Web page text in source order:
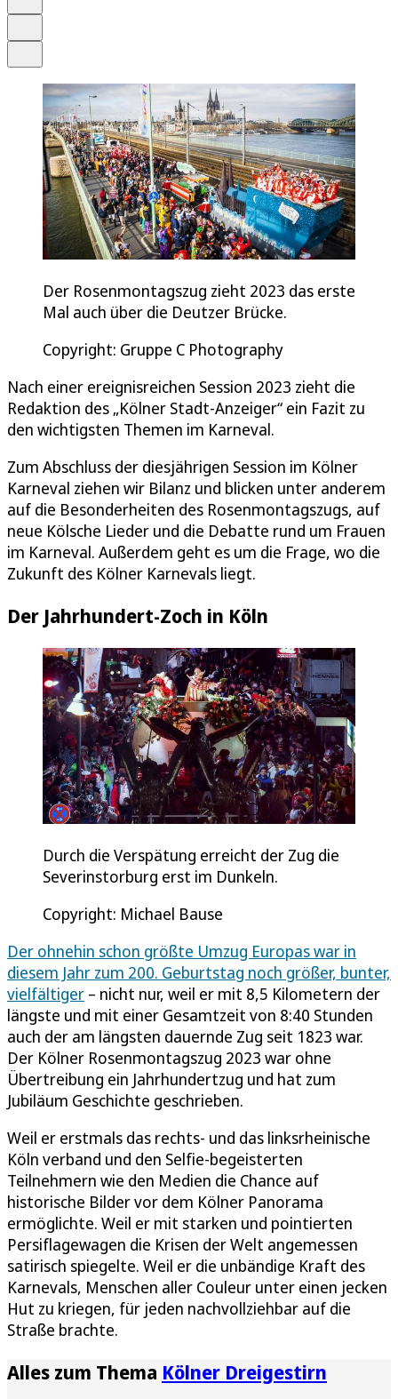
Der Rosenmontagszug zieht 2023 das erste
Mal auch über die Deutzer Brücke.
Copyright: Gruppe C Photography
Nach einer ereignisreichen Session 2023 zieht die
Redaktion des „Kölner Stadt-Anzeiger“ ein Fazit zu
den wichtigsten Themen im Karneval.
Zum Abschluss der diesjährigen Session im Kölner
Karneval ziehen wir Bilanz und blicken unter anderem
auf die Besonderheiten des Rosenmontagszugs, auf
neue Kölsche Lieder und die Debatte rund um Frauen
im Karneval. Außerdem geht es um die Frage, wo die
Zukunft des Kölner Karnevals liegt.
Der Jahrhundert-Zoch in Köln
Durch die Verspätung erreicht der Zug die
Severinstorburg erst im Dunkeln.
Copyright: Michael Bause
Der ohnehin schon größte Umzug Europas war in
diesem Jahr zum 200. Geburtstag noch größer, bunter,
vielfältiger – nicht nur, weil er mit 8,5 Kilometern der
längste und mit einer Gesamtzeit von 8:40 Stunden
auch der am längsten dauernde Zug seit 1823 war.
Der Kölner Rosenmontagszug 2023 war ohne
Übertreibung ein Jahrhundertzug und hat zum
Jubiläum Geschichte geschrieben.
Weil er erstmals das rechts- und das linksrheinische
Köln verband und den Selfie-begeisterten
Teilnehmern wie den Medien die Chance auf
historische Bilder vor dem Kölner Panorama
ermöglichte. Weil er mit starken und pointierten
Persiflagewagen die Krisen der Welt angemessen
satirisch spiegelte. Weil er die unbändige Kraft des
Karnevals, Menschen aller Couleur unter einen jecken
Hut zu kriegen, für jeden nachvollziehbar auf die
Straße brachte.
Alles zum Thema Kölner Dreigestirn